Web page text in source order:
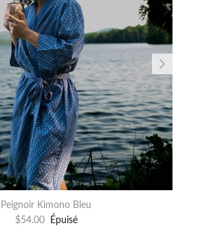
Peignoir Kimono Bleu
$54.00 Épuisé